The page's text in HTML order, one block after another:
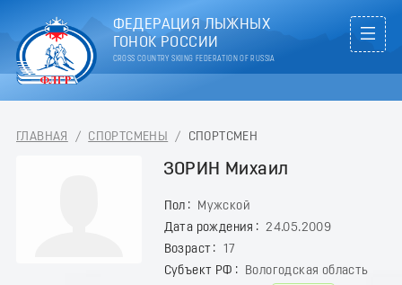
ФЕДЕРАЦИЯ ЛЫЖНЫХ
ГОНОК РОССИИ
CROSS COUNTRY SKIING FEDERATION OF RUSSIA
ГЛАВНАЯ / СПОРТСМЕНЫ / СПОРТСМЕН
ЗОРИН Михаил
Пол
Мужской
Дата рождения
24.05.2009
Возраст
17
Субъект РФ
Вологодская область